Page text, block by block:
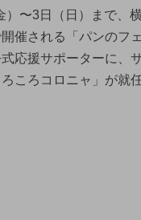
）〜3日（日）まで、
催される「パンのフ
応援サポーターに、
ころコロニャ」が就